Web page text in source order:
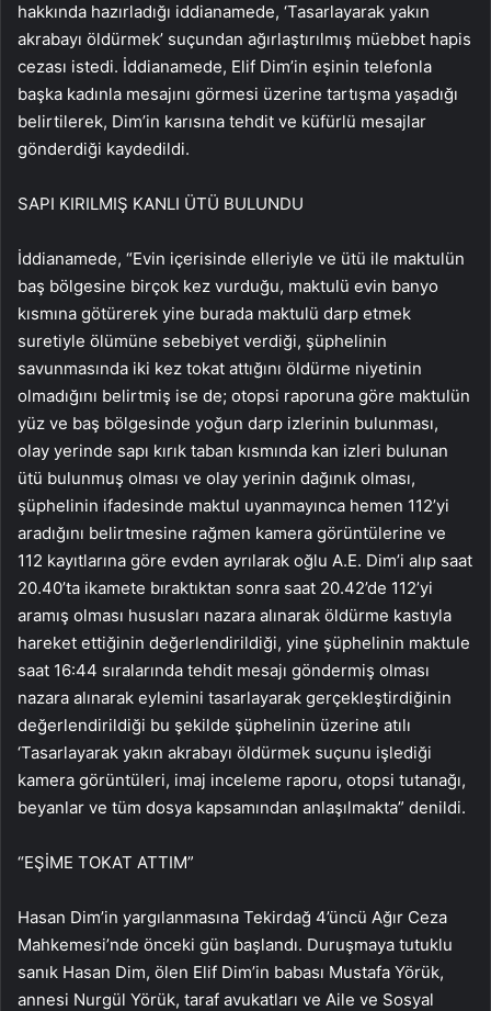
hakkında hazırladığı iddianamede, ‘Tasarlayarak yakın
akrabayı öldürmek’ suçundan ağırlaştırılmış müebbet hapis
cezası istedi. İddianamede, Elif Dim’in eşinin telefonla
başka kadınla mesajını görmesi üzerine tartışma yaşadığı
belirtilerek, Dim’in karısına tehdit ve küfürlü mesajlar
gönderdiği kaydedildi.
SAPI KIRILMIŞ KANLI ÜTÜ BULUNDU
İddianamede, “Evin içerisinde elleriyle ve ütü ile maktulün
baş bölgesine birçok kez vurduğu, maktulü evin banyo
kısmına götürerek yine burada maktulü darp etmek
suretiyle ölümüne sebebiyet verdiği, şüphelinin
savunmasında iki kez tokat attığını öldürme niyetinin
olmadığını belirtmiş ise de; otopsi raporuna göre maktulün
yüz ve baş bölgesinde yoğun darp izlerinin bulunması,
olay yerinde sapı kırık taban kısmında kan izleri bulunan
ütü bulunmuş olması ve olay yerinin dağınık olması,
şüphelinin ifadesinde maktul uyanmayınca hemen 112’yi
aradığını belirtmesine rağmen kamera görüntülerine ve
112 kayıtlarına göre evden ayrılarak oğlu A.E. Dim’i alıp saat
20.40’ta ikamete bıraktıktan sonra saat 20.42’de 112’yi
aramış olması hususları nazara alınarak öldürme kastıyla
hareket ettiğinin değerlendirildiği, yine şüphelinin maktule
saat 16:44 sıralarında tehdit mesajı göndermiş olması
nazara alınarak eylemini tasarlayarak gerçekleştirdiğinin
değerlendirildiği bu şekilde şüphelinin üzerine atılı
‘Tasarlayarak yakın akrabayı öldürmek suçunu işlediği
kamera görüntüleri, imaj inceleme raporu, otopsi tutanağı,
beyanlar ve tüm dosya kapsamından anlaşılmakta” denildi.
“EŞİME TOKAT ATTIM”
Hasan Dim’in yargılanmasına Tekirdağ 4’üncü Ağır Ceza
Mahkemesi’nde önceki gün başlandı. Duruşmaya tutuklu
sanık Hasan Dim, ölen Elif Dim’in babası Mustafa Yörük,
annesi Nurgül Yörük, taraf avukatları ve Aile ve Sosyal